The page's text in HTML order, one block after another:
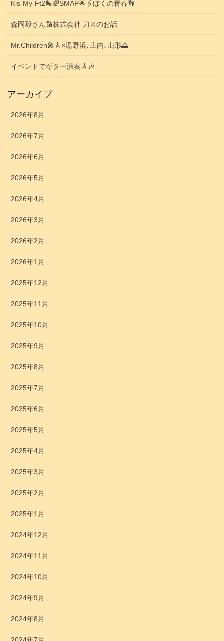
Kis-My-Ft2🛼🌈SMAP🌟🖇️ぼくの青春👣
森岡毅さん🔢株式会社 刀⚔️のお話
Mr.Children🎤🎸×湯野浜､庄内､山形🌅
イベントでギター演奏🎸🎶
アーカイブ
2026年8月
2026年7月
2026年6月
2026年5月
2026年4月
2026年3月
2026年2月
2026年1月
2025年12月
2025年11月
2025年10月
2025年9月
2025年8月
2025年7月
2025年6月
2025年5月
2025年4月
2025年3月
2025年2月
2025年1月
2024年12月
2024年11月
2024年10月
2024年9月
2024年8月